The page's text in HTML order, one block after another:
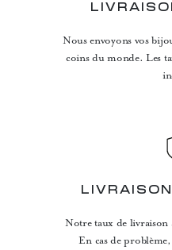
Nous envoyons vos
coins du monde. Les
Notre taux de livraison
En cas de